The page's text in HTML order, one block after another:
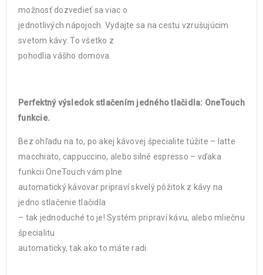
možnosť dozvedieť sa viac o
jednotlivých nápojoch. Vydajte sa na cestu vzrušujúcim
svetom kávy. To všetko z
pohodlia vášho domova.
Perfektný výsledok stlačením jedného tlačidla: OneTouch
funkcie.
Bez ohľadu na to, po akej kávovej špecialite túžite – latte
macchiato, cappuccino, alebo silné espresso – vďaka
funkcii OneTouch vám plne
automatický kávovar pripraví skvelý pôžitok z kávy na
jedno stlačenie tlačidla
– tak jednoduché to je! Systém pripraví kávu, alebo mliečnu
špecialitu
automaticky, tak ako to máte radi.